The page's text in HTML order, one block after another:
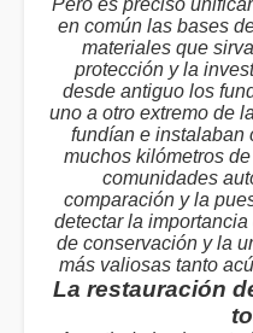
Pero es preciso
en común las bases
materiales que
protección y la
desde antiguo los
uno a otro extremo de
fundían e instalaban
muchos kilómetros
comunidades
comparación y la
detectar la
de conservación y la
más valiosas tanto
La restauración